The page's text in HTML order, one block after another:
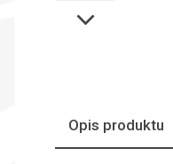
Opis produktu